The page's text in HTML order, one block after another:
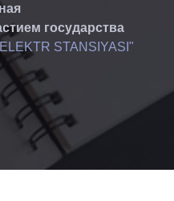
государства
STANSIYASI"